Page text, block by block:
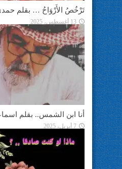
تَرْخُصُ الأَرْوَاحُ … بقلم
13 أغسطس، 2025
أنا ابن الشمس.. بقلم
7 أبريل، 2025